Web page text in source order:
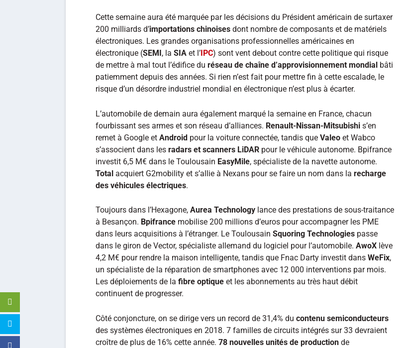
Cette semaine aura été marquée par les décisions du Président américain de surtaxer
200 milliards d’importations chinoises dont nombre de composants et de matériels
électroniques. Les grandes organisations professionnelles américaines en
électronique (SEMI, la SIA et l’IPC) sont vent debout contre cette politique qui risque
de mettre à mal tout l’édifice du réseau de chaîne d’approvisionnement mondial bâti
patiemment depuis des années. Si rien n’est fait pour mettre fin à cette escalade, le
risque d’un désordre industriel mondial en électronique n’est plus à écarter.
L’automobile de demain aura également marqué la semaine en France, chacun
fourbissant ses armes et son réseau d’alliances. Renault-Nissan-Mitsubishi s’en
remet à Google et Android pour la voiture connectée, tandis que Valeo et Wabco
s’associent dans les radars et scanners LiDAR pour le véhicule autonome. Bpifrance
investit 6,5 M€ dans le Toulousain EasyMile, spécialiste de la navette autonome.
Total acquiert G2mobility et s’allie à Nexans pour se faire un nom dans la recharge
des véhicules électriques.
Toujours dans l’Hexagone, Aurea Technology lance des prestations de sous-traitance
à Besançon. Bpifrance mobilise 200 millions d’euros pour accompagner les PME
dans leurs acquisitions à l’étranger. Le Toulousain Squoring Technologies passe
dans le giron de Vector, spécialiste allemand du logiciel pour l’automobile. AwoX lève
4,2 M€ pour rendre la maison intelligente, tandis que Fnac Darty investit dans WeFix,
un spécialiste de la réparation de smartphones avec 12 000 interventions par mois.
Les déploiements de la fibre optique et les abonnements au très haut débit
continuent de progresser.
Côté conjoncture, on se dirige vers un record de 31,4% du contenu semiconducteurs
des systèmes électroniques en 2018. 7 familles de circuits intégrés sur 33 devraient
croître de plus de 16% cette année. 78 nouvelles unités de production de